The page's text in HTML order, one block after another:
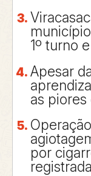
1º turno
Apesar
as piores
por